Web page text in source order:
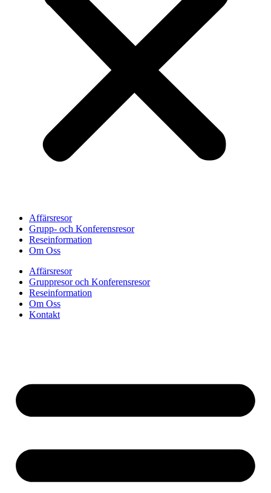
Affärsresor
Grupp- och Konferensresor
Reseinformation
Om Oss
Affärsresor
Gruppresor och Konferensresor
Reseinformation
Om Oss
Kontakt